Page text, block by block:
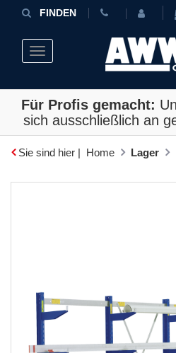
FINDEN
Toggle navigation
Für Profis gemacht:
sich ausschließlich an
Sie sind hier | Home Lager